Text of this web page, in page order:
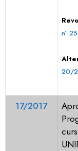
nº
20/
17/2017